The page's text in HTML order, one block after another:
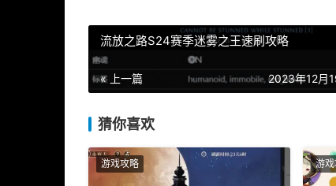
流放之路S24赛季迷雾之王速刷攻略
« 上一篇 2023年12月
猜你喜欢
游戏攻略 游